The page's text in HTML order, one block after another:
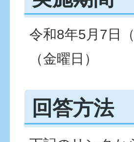
令和8年5月7日
（金曜日）
回答方法